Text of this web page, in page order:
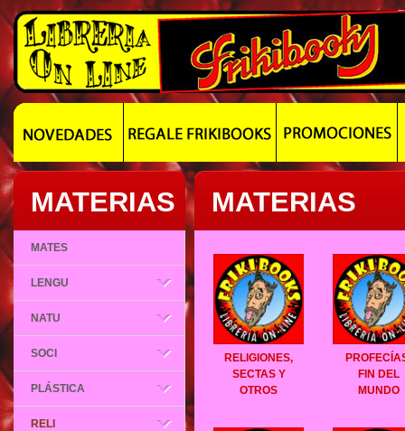
MATERIAS
MATES
LENGU
NATU
SOCI
PLÁSTICA
RELI
MATERIAS
RELIGIONES,
SECTAS Y
OTROS
FIN DEL
MUNDO